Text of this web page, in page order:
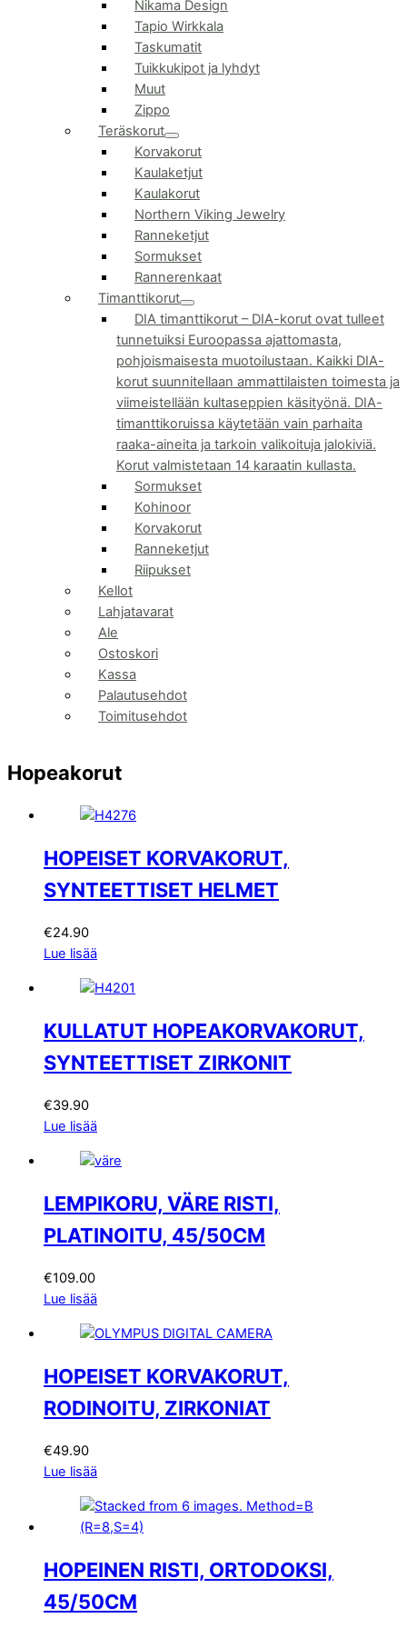
Nikama Design
Tapio Wirkkala
Taskumatit
Tuikkukipot ja lyhdyt
Muut
Zippo
Teräskorut
Korvakorut
Kaulaketjut
Kaulakorut
Northern Viking Jewelry
Ranneketjut
Sormukset
Rannerenkaat
Timanttikorut
DIA timanttikorut – DIA-korut ovat tulleet
tunnetuiksi Euroopassa ajattomasta,
pohjoismaisesta muotoilustaan. Kaikki DIA-
korut suunnitellaan ammattilaisten toimesta ja
viimeistellään kultaseppien käsityönä. DIA-
timanttikoruissa käytetään vain parhaita
raaka-aineita ja tarkoin valikoituja jalokiviä.
Korut valmistetaan 14 karaatin kullasta.
Sormukset
Kohinoor
Korvakorut
Ranneketjut
Riipukset
Kellot
Lahjatavarat
Ale
Ostoskori
Kassa
Palautusehdot
Toimitusehdot
Hopeakorut
HOPEISET KORVAKORUT,
SYNTEETTISET HELMET
€24.90
Lue lisää
KULLATUT HOPEAKORVAKORUT,
SYNTEETTISET ZIRKONIT
€39.90
Lue lisää
LEMPIKORU, VÄRE RISTI,
PLATINOITU, 45/50CM
€109.00
Lue lisää
HOPEISET KORVAKORUT,
RODINOITU, ZIRKONIAT
€49.90
Lue lisää
HOPEINEN RISTI, ORTODOKSI,
45/50CM